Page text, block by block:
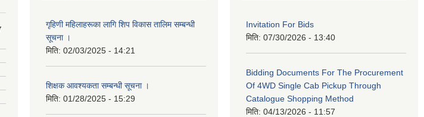
गृहिणी महिलाहरूका लागि शिप विकास तालिम सम्बन्धी
सूचना ‌।
मिति: 02/03/2025 - 14:21
शिक्षक आवश्यकता सम्बन्धी सूचना ।
मिति: 01/28/2025 - 15:29
Invitation For Bids
मिति: 07/30/2026 - 13:40
Bidding Documents For The Procurement
Of 4WD Single Cab Pickup Through
Catalogue Shopping Method
मिति: 04/13/2026 - 11:57